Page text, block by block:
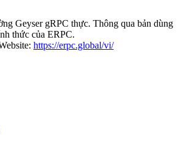
Geyser gRPC thực. Thông qua bản dùng
thức của ERPC.
https://erpc.global/vi/